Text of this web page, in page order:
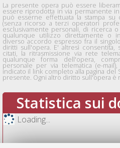
La presente opera può essere
essere riprodotta in via permanente in
può esserne effettuata la stampa su
(senza ricorso a terzi operatori
esclusivamente personali, di ricerca
qualunque utilizzo direttamente o
diverso accordo espresso fra il
diritti sull'opera. E' altresì
citati, la ritrasmissione via rete
qualunque forma dell'opera,
personale per via telematica (e-
indicato il link completo alla pagina del
presente. Ogni altro diritto sull'opera è
Statistica sui
Loading...